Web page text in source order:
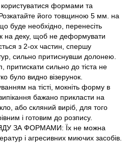
формами та
його товщиною 5 мм. на
буде необхідно, перенесіть
на деку, щоб не деформувати
з 2-ох частин, спершу
сильно притиснувши долонею.
притискати сильно до тіста не
було видно візерунок.
на тісті, мокніть форму в
бажано прикласти на
або скляний виріб, для того
і готовим до розпису.
ЗА ФОРМАМИ: Їх не можна
і агресивних миючих засобів.